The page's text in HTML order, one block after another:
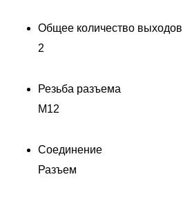
Общее количество выходов
2
Резьба разъема
M12
Соединение
Разъем